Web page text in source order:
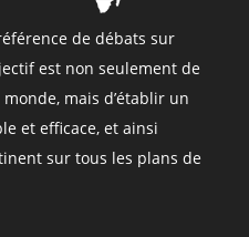
de débats sur
est non seulement de
mais d’établir un
et efficace, et ainsi
sur tous les plans de